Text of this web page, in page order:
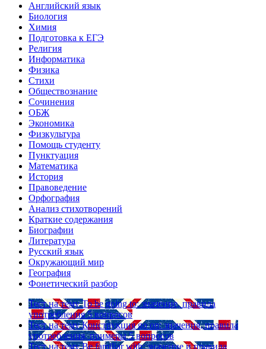
Английский язык
Биология
Химия
Подготовка к ЕГЭ
Религия
Информатика
Физика
Стихи
Обществознание
Сочинения
ОБЖ
Экономика
Физкультура
Помощь студенту
Пунктуация
Математика
История
Правоведение
Орфография
Анализ стихотворений
Краткие содержания
Биографии
Литература
Русский язык
Окружающий мир
География
Фонетический разбор
Тест на тему To be going to: значение, правила
употребления 5 вопросов
Тест на тему Конструкция go on: значения, правила
употребления, примеры 5 вопросов
Тест на тему Be familiar with: значение и правила